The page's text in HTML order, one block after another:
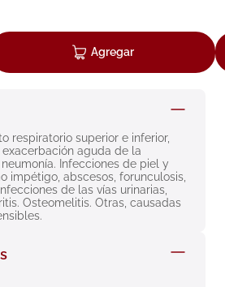
Agregar
respiratorio superior e inferior,
aguda de la
Infecciones de piel y
impétigo, abscesos, forunculosis,
de las vías urinarias,
Osteomelitis. Otras, causadas